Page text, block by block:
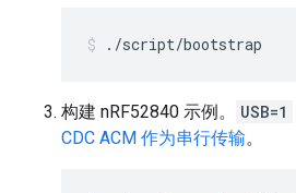
./script/bootstrap
构建 nRF52840 示例。 USB=1
CDC ACM 作为串行传输。